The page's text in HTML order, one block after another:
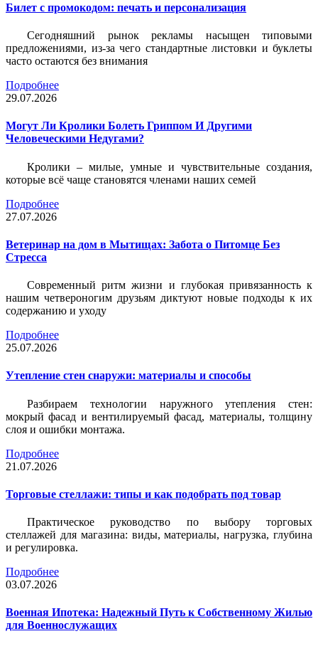
Билет c промокодом: печать и персонализация
Сегодняшний рынок рекламы насыщен типовыми
предложениями, из-за чего стандартные листовки и буклеты
часто остаются без внимания
Подробнее
29.07.2026
Могут Ли Кролики Болеть Гриппом И Другими
Человеческими Недугами?
Кролики – милые, умные и чувствительные создания,
которые всё чаще становятся членами наших семей
Подробнее
27.07.2026
Ветеринар на дом в Мытищах: Забота о Питомце Без
Стресса
Современный ритм жизни и глубокая привязанность к
нашим четвероногим друзьям диктуют новые подходы к их
содержанию и уходу
Подробнее
25.07.2026
Утепление стен снаружи: материалы и способы
Разбираем технологии наружного утепления стен:
мокрый фасад и вентилируемый фасад, материалы, толщину
слоя и ошибки монтажа.
Подробнее
21.07.2026
Торговые стеллажи: типы и как подобрать под товар
Практическое руководство по выбору торговых
стеллажей для магазина: виды, материалы, нагрузка, глубина
и регулировка.
Подробнее
03.07.2026
Военная Ипотека: Надежный Путь к Собственному Жилью
для Военнослужащих